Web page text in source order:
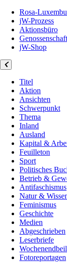
Rosa-
jW-Prozess
Aktionsbüro
Genossenschaft
jW-Shop
Titel
Aktion
Ansichten
Schwerpunkt
Thema
Inland
Ausland
Kapital &
Feuilleton
Sport
Politisches
Betrieb &
Antifaschismus
Natur &
Feminismus
Geschichte
Medien
Abgeschrieben
Leserbriefe
Fotoreportagen